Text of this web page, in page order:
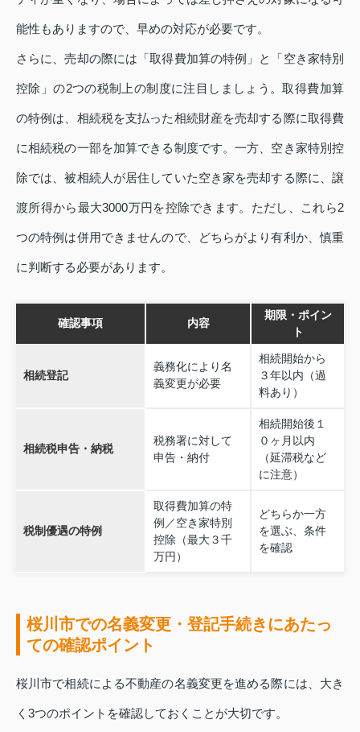
能性もありますので、早めの対応が必要です。
さらに、売却の際には「取得費加算の特例」と「空き家特別
控除」の2つの税制上の制度に注目しましょう。取得費加算
の特例は、相続税を支払った相続財産を売却する際に取得費
に相続税の一部を加算できる制度です。一方、空き家特別控
除では、被相続人が居住していた空き家を売却する際に、譲
渡所得から最大3000万円を控除できます。ただし、これら2
つの特例は併用できませんので、どちらがより有利か、慎重
に判断する必要があります。
確認事項 内容
期限・ポイン
ト
相続登記
義務化により名
義変更が必要
相続開始から
３年以内（過
料あり）
相続税申告・納税
税務署に対して
申告・納付
相続開始後１
０ヶ月以内
（延滞税など
に注意）
税制優遇の特例
取得費加算の特
例／空き家特別
控除（最大３千
万円）
どちらか一方
を選ぶ、条件
を確認
桜川市での名義変更・登記手続きにあたっ
ての確認ポイント
桜川市で相続による不動産の名義変更を進める際には、大き
く3つのポイントを確認しておくことが大切です。